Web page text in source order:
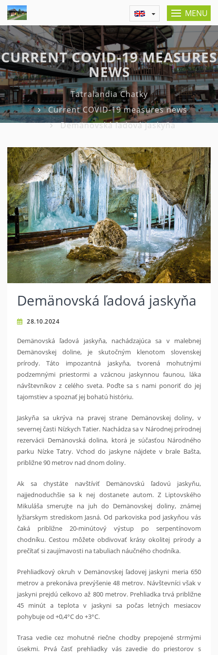
MENU
CURRENT COVID-19 MEASURES
NEWS
Tatralandia Chatky
Current COVID-19 measures news
Demänovská ľadová jaskyňa
Demänovská ľadová jaskyňa
28.10.2024
Demänovská ľadová jaskyňa, nachádzajúca sa v malebnej
Demänovskej doline, je skutočným klenotom slovenskej
prírody. Táto impozantná jaskyňa, tvorená mohutnými
podzemnými priestormi a vzácnou jaskynnou faunou, láka
návštevníkov z celého sveta. Poďte sa s nami ponoriť do jej
tajomstiev a spoznať jej bohatú históriu.
Jaskyňa sa ukrýva na pravej strane Demänovskej doliny, v
severnej časti Nízkych Tatier. Nachádza sa v Národnej prírodnej
rezervácii Demänovská dolina, ktorá je súčasťou Národného
parku Nízke Tatry. Vchod do jaskyne nájdete v brale Bašta,
približne 90 metrov nad dnom doliny.
Ak sa chystáte navštíviť Demänovskú ľadovú jaskyňu,
najjednoduchšie sa k nej dostanete autom. Z Liptovského
Mikuláša smerujte na juh do Demänovskej doliny, známej
lyžiarskym strediskom Jasná. Od parkoviska pod jaskyňou vás
čaká približne 20-minútový výstup po serpentínovom
chodníku. Cestou môžete obdivovať krásy okolitej prírody a
prečítať si zaujímavosti na tabuliach náučného chodníka.
Prehliadkový okruh v Demänovskej ľadovej jaskyni meria 650
metrov a prekonáva prevýšenie 48 metrov. Návštevníci však v
jaskyni prejdú celkovo až 800 metrov. Prehliadka trvá približne
45 minút a teplota v jaskyni sa počas letných mesiacov
pohybuje od +0,4°C do +3°C.
Trasa vedie cez mohutné riečne chodby prepojené strmými
úsekmi. Prvá časť prehliadky vás zavedie do priestorov s